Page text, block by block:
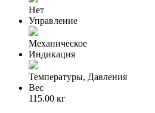
Нет
Управление
Механическое
Индикация
Температуры, Давления
Вес
115.00 кг